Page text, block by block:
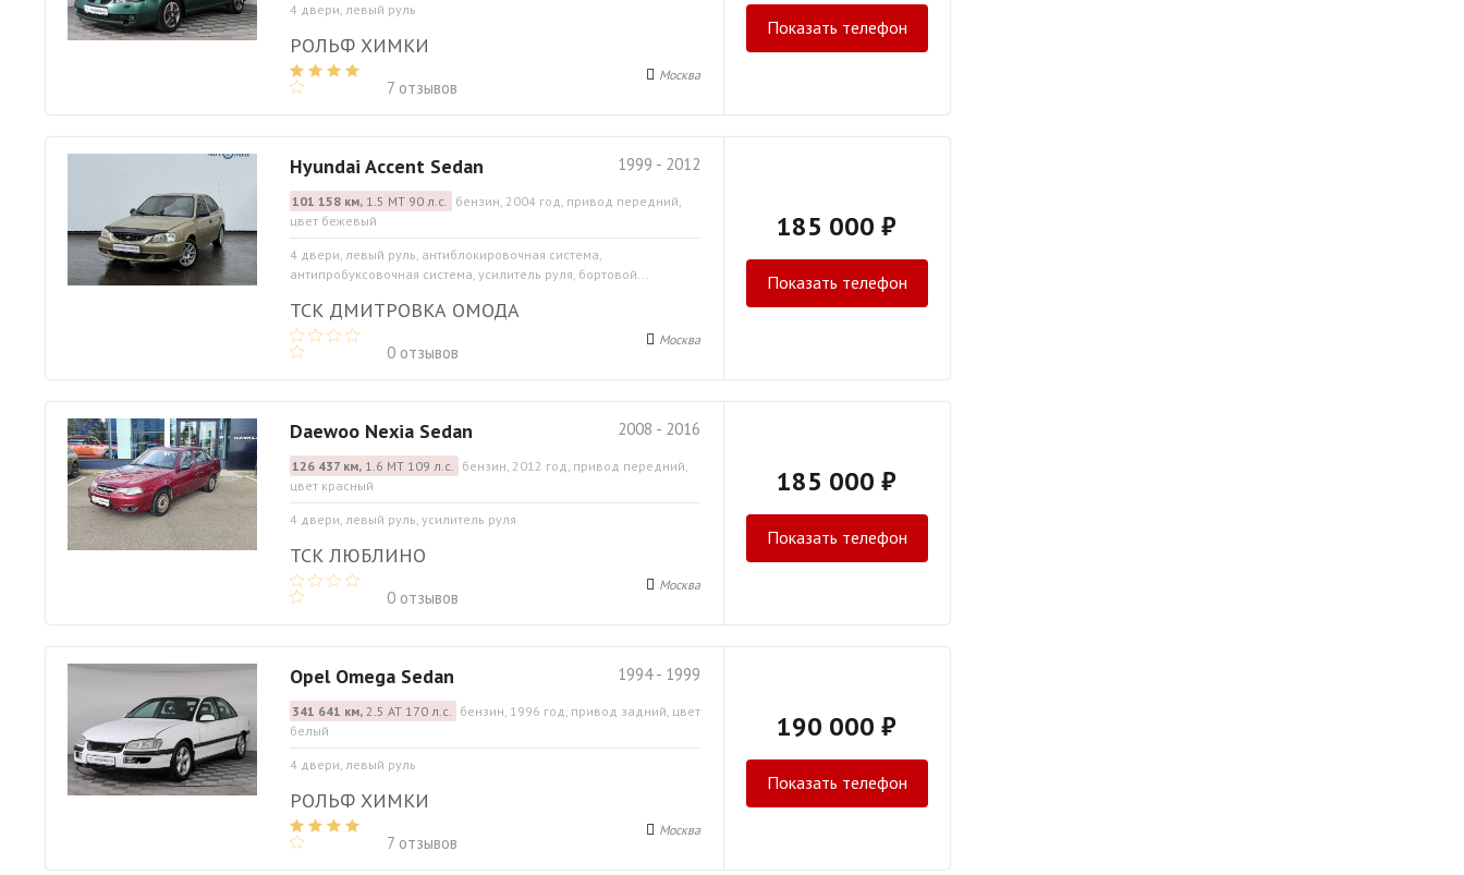
4 двери, левый руль
РОЛЬФ ХИМКИ
7 отзывов
Москва
Показать телефон
1999 - 2012
Hyundai Accent Sedan
101 158 км,1.5 МТ 90 л.с. бензин, 2004 год, привод передний,
цвет бежевый
4 двери, левый руль, антиблокировочная система,
антипробуксовочная система, усилитель руля, бортовой...
ТСК ДМИТРОВКА ОМОДА
0 отзывов
Москва
185 000 ₽
Показать телефон
2008 - 2016
Daewoo Nexia Sedan
126 437 км,1.6 МТ 109 л.с. бензин, 2012 год, привод передний,
цвет красный
4 двери, левый руль, усилитель руля
ТСК ЛЮБЛИНО
0 отзывов
Москва
185 000 ₽
Показать телефон
1994 - 1999
Opel Omega Sedan
341 641 км,2.5 АТ 170 л.с. бензин, 1996 год, привод задний, цвет
белый
4 двери, левый руль
РОЛЬФ ХИМКИ
7 отзывов
Москва
190 000 ₽
Показать телефон